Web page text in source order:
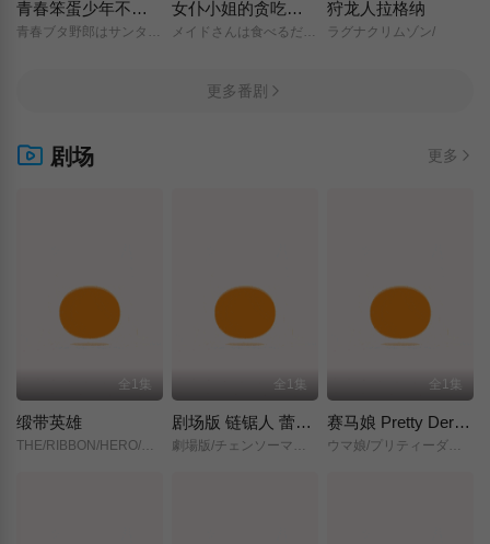
青春笨蛋少年不做圣诞服女郎的梦 女仆小姐的贪吃日常
メイドさんは食べるだけ/
狩龙人拉格纳
ラグナクリムゾン/
更多番剧
剧场 更多
全1集
缎带英雄
全1集
剧场版 链锯人 蕾塞篇(正式版)
全1集
赛马娘 Pretty Derby 新时代之门